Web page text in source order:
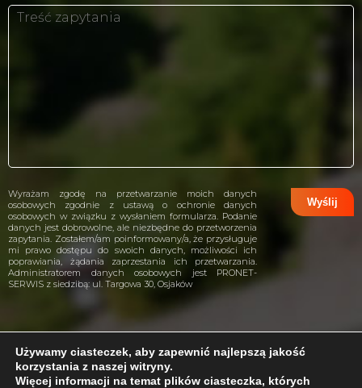
Wyrażam zgodę na przetwarzanie moich danych
osobowych zgodnie z ustawą o ochronie danych
osobowych w związku z wysłaniem formularza. Podanie
danych jest dobrowolne, ale niezbędne do przetworzenia
zapytania. Zostałem/am poinformowany/a, że przysługuje
mi prawo dostępu do swoich danych, możliwości ich
poprawiania, żądania zaprzestania ich przetwarzania.
Administratorem danych osobowych jest PRONET-
SERWIS z siedzibą: ul. Targowa 30, Osjaków
projekt i wykonanie:CreativeHeads.pl
Używamy ciasteczek, aby zapewnić najlepszą jakość
korzystania z naszej witryny.
Więcej informacji na temat plików ciasteczka, których